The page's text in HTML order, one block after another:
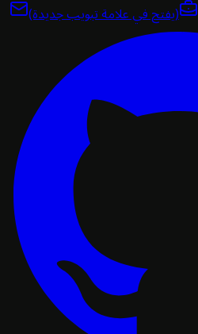
(يفتح في علامة تبويب جديدة)